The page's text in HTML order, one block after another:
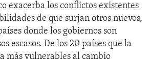
exacerba los conflictos existentes
de que surjan otros nuevos,
donde los gobiernos son
escasos. De los 20 países que la
más vulnerables al cambio